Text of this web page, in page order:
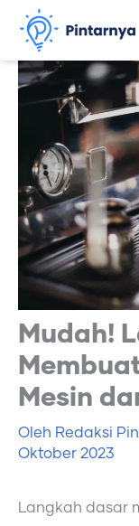
Lewati
konten
Mudah!
Mesin
Oleh Redaksi
Oktober 2023
Langkah dasar